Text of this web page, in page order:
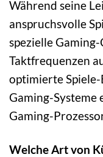
Während seine
anspruchsvolle
spezielle
Taktfrequenzen
optimierte Spiele-
Gaming-
Gaming-
Welche Art von